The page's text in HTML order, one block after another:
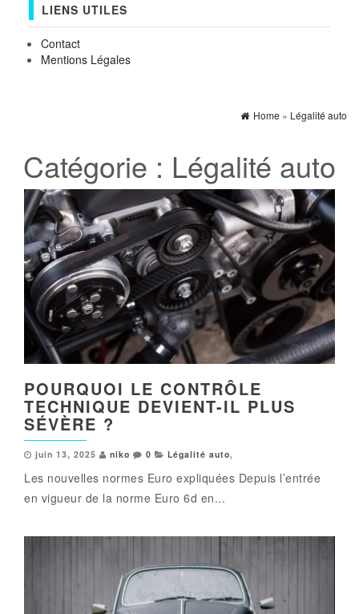
LIENS UTILES
Contact
Mentions Légales
Home » Légalité auto
Catégorie : Légalité auto
POURQUOI LE CONTRÔLE
TECHNIQUE DEVIENT-IL PLUS
SÉVÈRE ?
juin 13, 2025 niko 0 Légalité auto,
Les nouvelles normes Euro expliquées Depuis l’entrée
en vigueur de la norme Euro 6d en...